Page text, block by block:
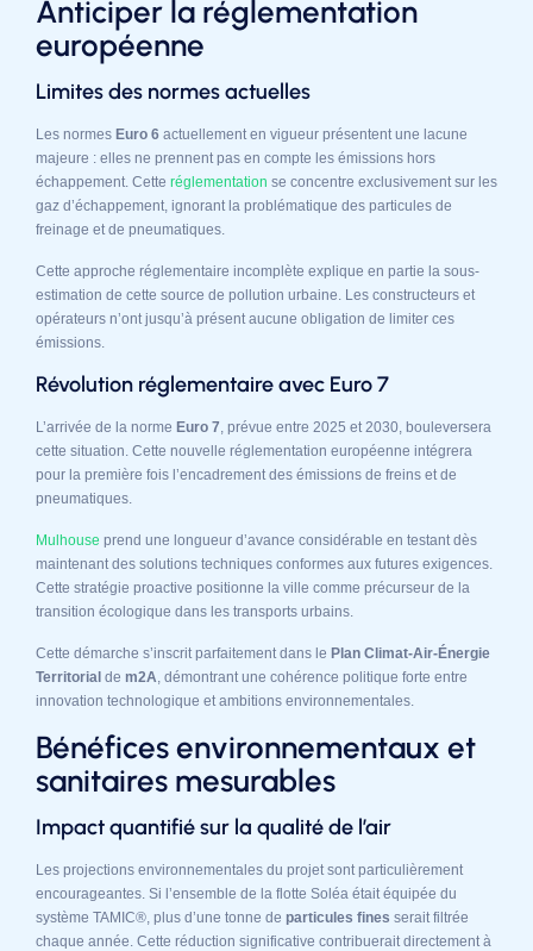
Anticiper la réglementation
européenne
Limites des normes actuelles
Les normes Euro 6 actuellement en vigueur présentent une lacune
majeure : elles ne prennent pas en compte les émissions hors
échappement. Cette réglementation se concentre exclusivement sur les
gaz d’échappement, ignorant la problématique des particules de
freinage et de pneumatiques.
Cette approche réglementaire incomplète explique en partie la sous-
estimation de cette source de pollution urbaine. Les constructeurs et
opérateurs n’ont jusqu’à présent aucune obligation de limiter ces
émissions.
Révolution réglementaire avec Euro 7
L’arrivée de la norme Euro 7, prévue entre 2025 et 2030, bouleversera
cette situation. Cette nouvelle réglementation européenne intégrera
pour la première fois l’encadrement des émissions de freins et de
pneumatiques.
Mulhouse prend une longueur d’avance considérable en testant dès
maintenant des solutions techniques conformes aux futures exigences.
Cette stratégie proactive positionne la ville comme précurseur de la
transition écologique dans les transports urbains.
Cette démarche s’inscrit parfaitement dans le Plan Climat-Air-Énergie
Territorial de m2A, démontrant une cohérence politique forte entre
innovation technologique et ambitions environnementales.
Bénéfices environnementaux et
sanitaires mesurables
Impact quantifié sur la qualité de l’air
Les projections environnementales du projet sont particulièrement
encourageantes. Si l’ensemble de la flotte Soléa était équipée du
système TAMIC®, plus d’une tonne de particules fines serait filtrée
chaque année. Cette réduction significative contribuerait directement à